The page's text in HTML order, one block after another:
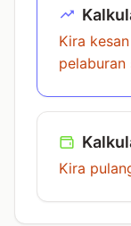
Kira
pelaburan
Kira